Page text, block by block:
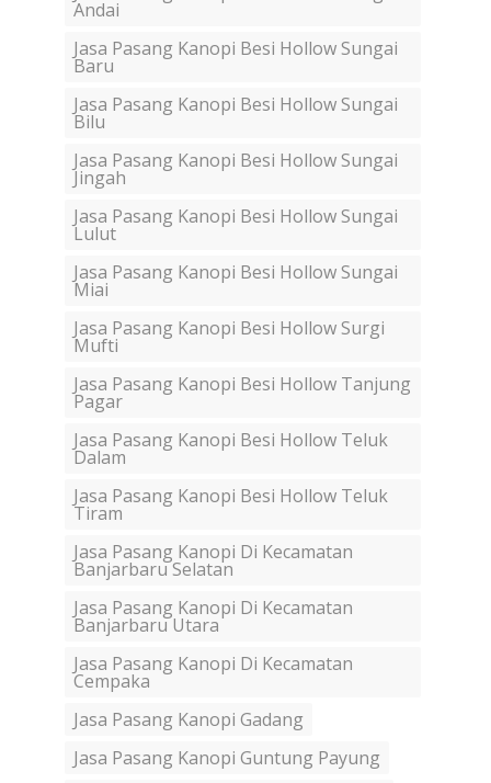
Andai
Jasa Pasang Kanopi Besi Hollow Sungai
Baru
Jasa Pasang Kanopi Besi Hollow Sungai
Bilu
Jasa Pasang Kanopi Besi Hollow Sungai
Jingah
Jasa Pasang Kanopi Besi Hollow Sungai
Lulut
Jasa Pasang Kanopi Besi Hollow Sungai
Miai
Jasa Pasang Kanopi Besi Hollow Surgi
Mufti
Jasa Pasang Kanopi Besi Hollow Tanjung
Pagar
Jasa Pasang Kanopi Besi Hollow Teluk
Dalam
Jasa Pasang Kanopi Besi Hollow Teluk
Tiram
Jasa Pasang Kanopi Di Kecamatan
Banjarbaru Selatan
Jasa Pasang Kanopi Di Kecamatan
Banjarbaru Utara
Jasa Pasang Kanopi Di Kecamatan
Cempaka
Jasa Pasang Kanopi Gadang
Jasa Pasang Kanopi Guntung Payung